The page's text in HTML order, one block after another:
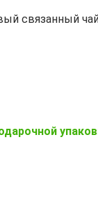
связанный